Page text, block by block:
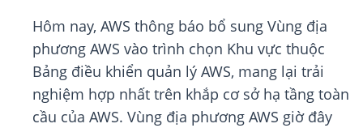
Hôm nay, AWS thông báo bổ sung Vùng địa
phương AWS vào trình chọn Khu vực thuộc
Bảng điều khiển quản lý AWS, mang lại trải
nghiệm hợp nhất trên khắp cơ sở hạ tầng toàn
cầu của AWS. Vùng địa phương AWS giờ đây